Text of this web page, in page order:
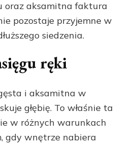
oraz aksamitna faktura
pozostaje przyjemne w
siedzenia.
ręki
i aksamitna w
głębię. To właśnie ta
w różnych warunkach
gdy wnętrze nabiera